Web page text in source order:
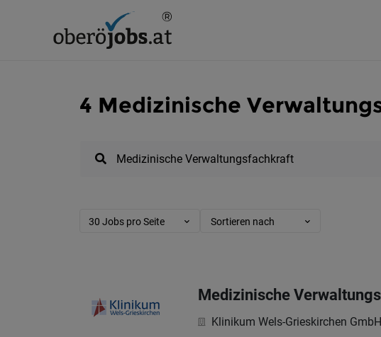
4 Medizinische
30 Jobs pro Seite Sortieren nach
Medizinische
Klinikum Wels-Grieskirchen GmbH